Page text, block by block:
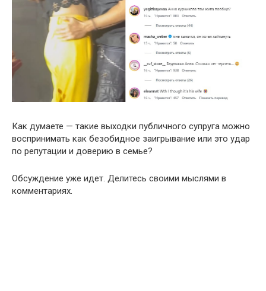
Как думаете — такие выходки публичного супруга можно
воспринимать как безобидное заигрывание или это удар
по репутации и доверию в семье?
Обсуждение уже идет. Делитесь своими мыслями в
комментариях.